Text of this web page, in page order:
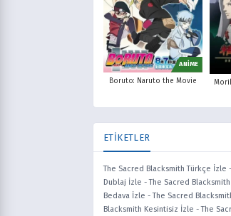
ANİME
Boruto: Naruto the Movie
ETİKETLER
The Sacred Blacksmith Türkçe İzle
Dublaj İzle -The Sacred
Bedava İzle -The Sacred
Blacksmith Kesintisiz İzle -The